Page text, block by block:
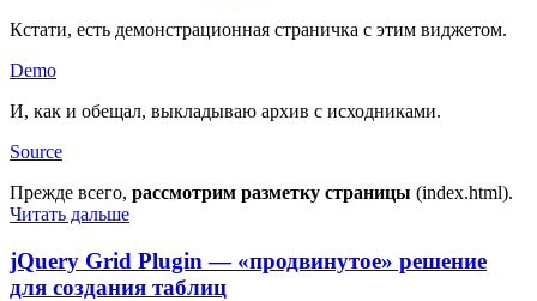
Кстати, есть демонстрационная страничка с этим виджетом.
Demo
И, как и обещал, выкладываю архив с исходниками.
Source
Прежде всего, рассмотрим разметку страницы (index.html).
Читать дальше
jQuery Grid Plugin — «продвинутое» решение
для создания таблиц